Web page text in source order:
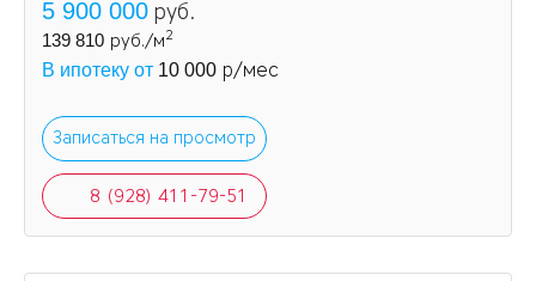
5 900 000 руб.
139 810 руб./м2
В ипотеку от 10 000 р/мес
Записаться на просмотр
8 (928) 411-79-51